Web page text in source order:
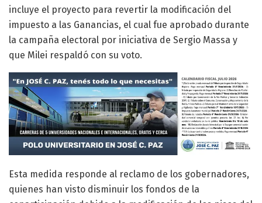
incluye el proyecto para revertir la modificación del
impuesto a las Ganancias, el cual fue aprobado durante
la campaña electoral por iniciativa de Sergio Massa y
que Milei respaldó con su voto.
Esta medida responde al reclamo de los gobernadores,
quienes han visto disminuir los fondos de la